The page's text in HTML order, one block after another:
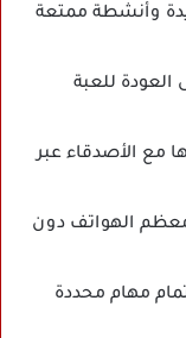
وأنشطة ممتعة
العودة للعبة
مع الأصدقاء عبر
الهواتف دون
مهام محددة